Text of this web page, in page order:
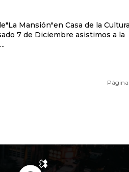
Mansión"en Casa de la
Página